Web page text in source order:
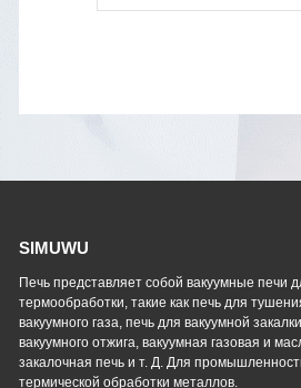
SIMUWU
Печь представляет собой вакуумные печи
термообработки, такие как печь для
вакуумного газа, печь для вакуумной
вакуумного отжига, вакуумная газовая и
закалочная печь и т. Д. Для
термической обработки металлов.